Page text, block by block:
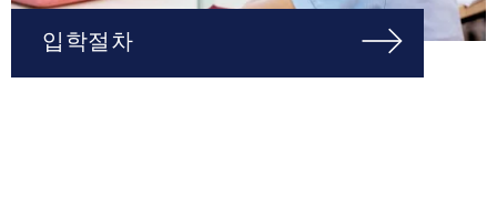
입학절차